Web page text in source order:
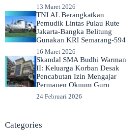
13 Maret 2026
TNI AL Berangkatkan
Pemudik Lintas Pulau Rute
Jakarta-Bangka Belitung
Gunakan KRI Semarang-594
16 Maret 2026
Skandal SMA Budhi Warman
II: Keluarga Korban Desak
Pencabutan Izin Mengajar
Permanen Oknum Guru
24 Februari 2026
Categories